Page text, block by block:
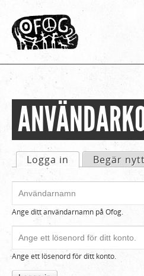
Du
är
här
Hem
›
Logga
in
Primära flikar
Logga in (aktiv flik)
Begär
Användarnamn
*
Ange ditt användarnamn på Ofog.
Lösenord
*
Ange ett lösenord för ditt konto.